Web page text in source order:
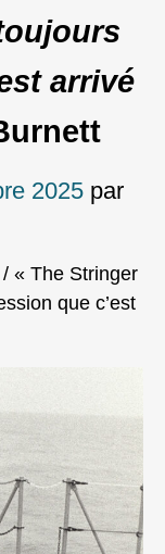
arrivé
2025 par
/ « The Stringer
que c’est